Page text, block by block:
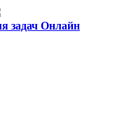
задач Онлайн